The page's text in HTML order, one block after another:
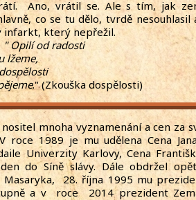
Ano, vrátil se. Ale s tím, jak
co se tu dělo, tvrdě
v infarkt,
" Opilí od radosti
lžeme,
." (Zkouška dospělosti)
mnoha vyznamenání a cen za
roce 1989 je mu udělena Cena
Univerzity Karlovy, Cena
do Síně slávy. Dále obdržel
Masaryka, 28. října 1995 mu
a v roce 2014 prezident